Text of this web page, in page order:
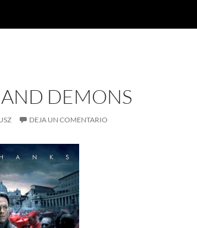
DEMONS
DEJA UN COMENTARIO